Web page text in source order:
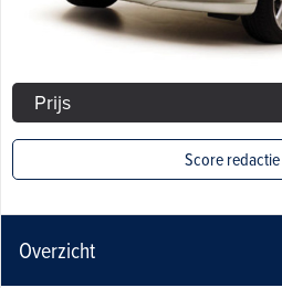
Prijs
Score redactie
Overzicht